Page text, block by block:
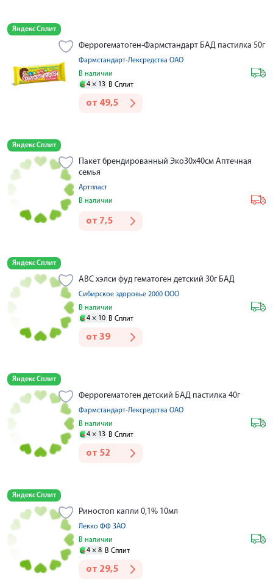
Яндекс Сплит
Феррогематоген-Фармстандарт БАД пастилка 50г
Фармстандарт-Лексредства ОАО
В наличии
4 × 13 В Сплит
от 49,5
Яндекс Сплит
Пакет брендированный Эко30х40см Аптечная
семья
Артпласт
В наличии
от 7,5
Яндекс Сплит
АВС хэлси фуд гематоген детский 30г БАД
Сибирское здоровье 2000 ООО
В наличии
4 × 10 В Сплит
от 39
Яндекс Сплит
Феррогематоген детский БАД пастилка 40г
Фармстандарт-Лексредства ОАО
В наличии
4 × 13 В Сплит
от 52
Яндекс Сплит
Риностоп капли 0,1% 10мл
Лекко ФФ ЗАО
В наличии
4 × 8 В Сплит
от 29,5